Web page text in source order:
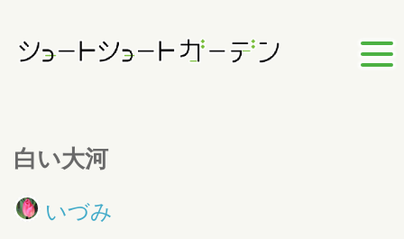
白い大河
いづみ